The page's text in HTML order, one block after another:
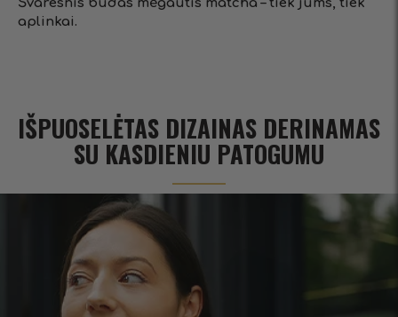
Švaresnis būdas mėgautis matcha – tiek jums, tiek
aplinkai.
IŠPUOSELĖTAS DIZAINAS DERINAMAS
SU KASDIENIU PATOGUMU